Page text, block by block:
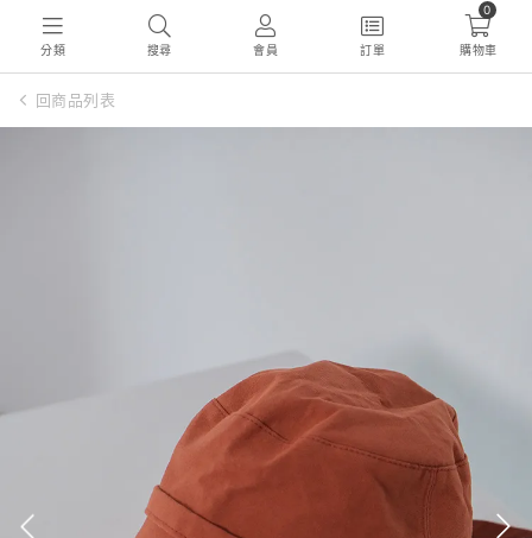
分類 搜尋 會員 訂單
0
購物車
回商品列表